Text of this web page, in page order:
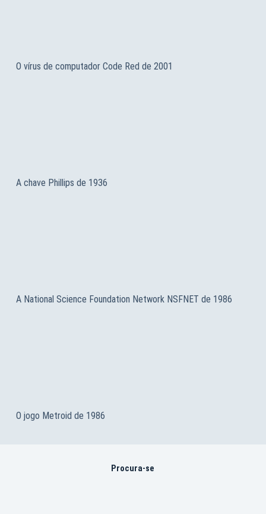
O vírus de computador Code Red de 2001
A chave Phillips de 1936
A National Science Foundation Network NSFNET de 1986
O jogo Metroid de 1986
Procura-se